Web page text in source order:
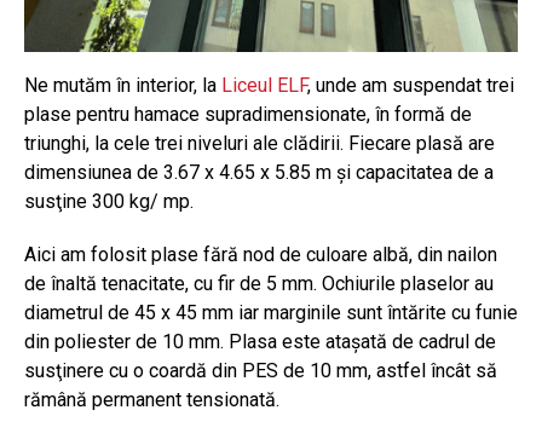
Ne mutăm în interior, la Liceul ELF, unde am suspendat trei
plase pentru hamace supradimensionate, în formă de
triunghi, la cele trei niveluri ale clădirii. Fiecare plasă are
dimensiunea de 3.67 x 4.65 x 5.85 m şi capacitatea de a
susţine 300 kg/ mp.
Aici am folosit plase fără nod de culoare albă, din nailon
de înaltă tenacitate, cu fir de 5 mm. Ochiurile plaselor au
diametrul de 45 x 45 mm iar marginile sunt întărite cu funie
din poliester de 10 mm. Plasa este ataşată de cadrul de
susţinere cu o coardă din PES de 10 mm, astfel încât să
rămână permanent tensionată.